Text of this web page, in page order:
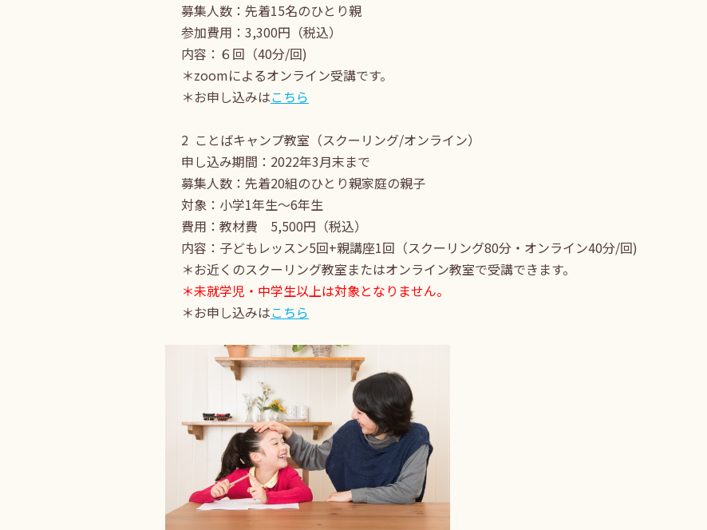
募集人数：先着15名のひとり親
参加費用：3,300円（税込）
内容：６回（40分/回)
＊zoomによるオンライン受講です。
＊お申し込みはこちら
2 ことばキャンプ教室（スクーリング/オンライン）
申し込み期間：2022年3月末まで
募集人数：先着20組のひとり親家庭の親子
対象：小学1年生～6年生
費用：教材費 5,500円（税込）
内容：子どもレッスン5回+親講座1回（スクーリング80分・オンライン40分/回)
＊お近くのスクーリング教室またはオンライン教室で受講できます。
＊未就学児・中学生以上は対象となりません。
＊お申し込みはこちら